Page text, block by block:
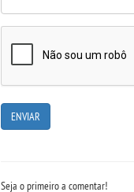
Seja o primeiro a comentar!